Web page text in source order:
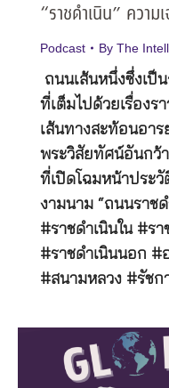
“ราชดำเนิน” ควา
Podcast By The
ถนนเส้นหนึ่งซึ่งเป็
ที่เต็มไปด้วยเรื่องร
เส้นทางสะท้อนอา
พระวิสัยทัศน์อันกว้
ที่เปิดโฉมหน้าประวั
งามนาม “ถนนราช
#ราชดำเนินใน #รา
#ราชดำเนินนอก #
#สนามหลวง #รัช